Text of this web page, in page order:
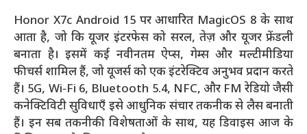
Honor X7c Android 15 पर आधारित MagicOS 8 के साथ
आता है, जो कि यूजर इंटरफेस को सरल, तेज़ और यूजर फ्रेंडली
बनाता है। इसमें कई नवीनतम ऐप्स, गेम्स और मल्टीमीडिया
फीचर्स शामिल हैं, जो यूजर्स को एक इंटरेक्टिव अनुभव प्रदान करते
हैं। 5G, Wi-Fi 6, Bluetooth 5.4, NFC, और FM रेडियो जैसी
कनेक्टिविटी सुविधाएँ इसे आधुनिक संचार तकनीक से लैस बनाती
हैं। इन सब तकनीकी विशेषताओं के साथ, यह डिवाइस आज के